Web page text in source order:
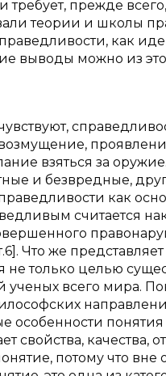
требует, прежде
теории и школы
как
выводы можно из
взяться за
и безвредные,
как
считается
Что же
только целью
всего мира.
свойства,
потому что вне